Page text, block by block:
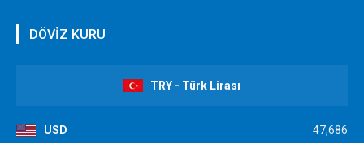
DÖVİZ KURU
TRY - Türk Lirası
USD 47,686